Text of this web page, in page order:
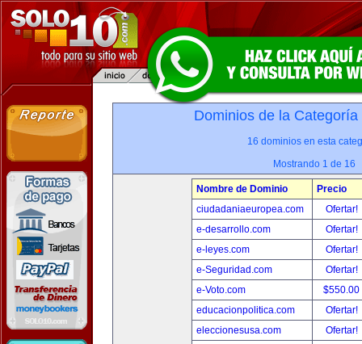
Dominios de la
16 dominios en esta
Mostrando 1 de 16
Nombre de Dominio
Precio
ciudadaniaeuropea.com
Ofertar!
e-desarrollo.com
Ofertar!
e-leyes.com
Ofertar!
e-Seguridad.com
Ofertar!
e-Voto.com
$550.00
educacionpolitica.com
Ofertar!
eleccionesusa.com
Ofertar!